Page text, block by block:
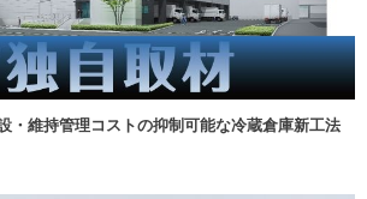
・維持管理コストの抑制可能な冷蔵倉庫新工法